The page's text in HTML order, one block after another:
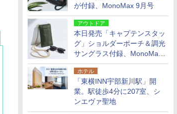
が付録、MonoMax 9月号
アウトドア
本日発売「キャプテンスタッ
グ」ショルダーポーチ＆調光
サングラス付録、MonoMax
9月号増刊
ホテル
「東横INN宇部新川駅」開
業。駅徒歩4分に207室、シ
ンエヴァ聖地